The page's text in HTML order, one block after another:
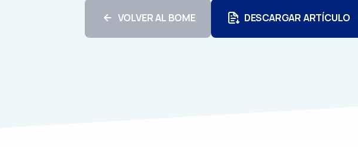
VOLVER AL BOME DESCARGAR ARTÍCULO